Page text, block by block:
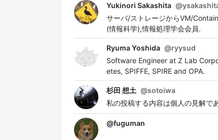
Yukinori Sakashita @
サーバ/ストレージからVM/
(情報科学),情報処理学会会員.
Ryuma Yoshida @ryysud
Software Engineer at Z Lab
etes, SPIFFE, SPIRE and OPA.
杉田 想土 @sotoiwa
私の投稿する内容は個人の見解で
@fuguman